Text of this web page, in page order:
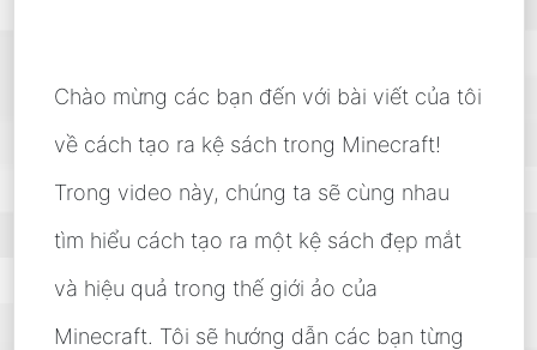
Chào mừng các bạn đến với bài viết của tôi
về cách tạo ra kệ sách trong Minecraft!
Trong video này, chúng ta sẽ cùng nhau
tìm hiểu cách tạo ra một kệ sách đẹp mắt
và hiệu quả trong thế giới ảo của
Minecraft. Tôi sẽ hướng dẫn các bạn từng